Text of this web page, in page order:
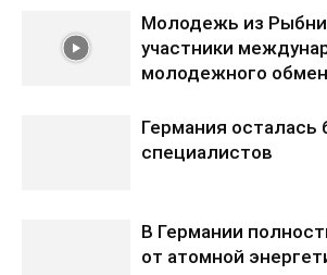
Молодежь из
участники
молодежного
Германия осталась
специалистов
В Германии
от атомной